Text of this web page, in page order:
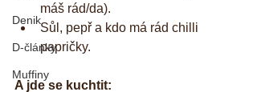
Denik
D-články
Muffiny
máš rád/da).
Sůl, pepř a kdo má rád chilli
papričky.
A jde se kuchtit: